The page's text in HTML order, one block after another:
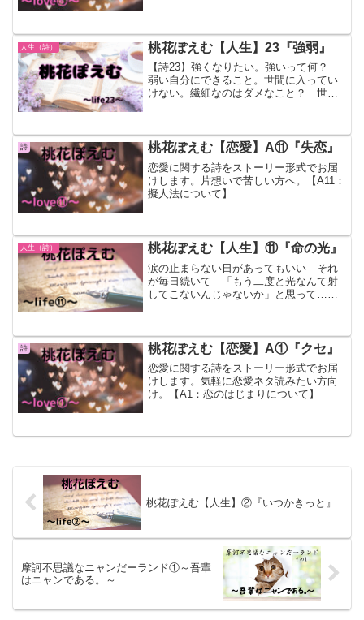
人生（詩） 桃花ぽえむ【人生】23『強弱』
【詩23】強くなりたい。強いって何？
弱い自分にできること。世間に入ってい
けない。繊細なのはダメなこと？ 世の
詩 桃花ぽえむ【恋愛】A⑪『失恋』
恋愛に関する詩をストーリー形式でお届
けします。片想いで苦しい方へ。【A11：
擬人法について】
人生（詩） 桃花ぽえむ【人生】⑪『命の光』
涙の止まらない日があってもいい それ
が毎日続いて 「もう二度と光なんて射
してこないんじゃないか」と思って……
詩 桃花ぽえむ【恋愛】A①『クセ』
恋愛に関する詩をストーリー形式でお届
けします。気軽に恋愛ネタ読みたい方向
け。【A1：恋のはじまりについて】
桃花ぽえむ【人生】②『いつかきっと』
摩訶不思議なニャンだーランド①～吾輩
はニャンである。～